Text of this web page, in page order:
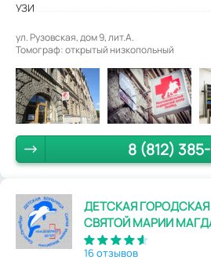
УЗИ
ул. Рузовская, дом 9, лит.А.
Томограф: открытый низкопольный
8 (812)
ДЕТСКАЯ
СВЯТОЙ МАРИИ
16 отзывов